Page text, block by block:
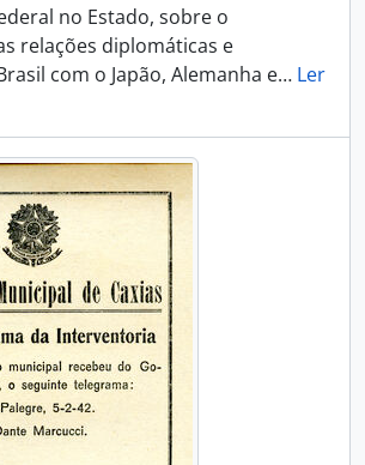
no Estado, sobre o
relações diplomáticas e
com o Japão, Alemanha e… Ler